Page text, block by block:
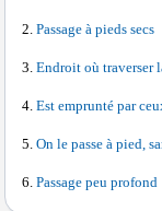
Passage à pieds secs
Endroit où traverser
Est emprunté par
On le passe à pied,
Passage peu profond